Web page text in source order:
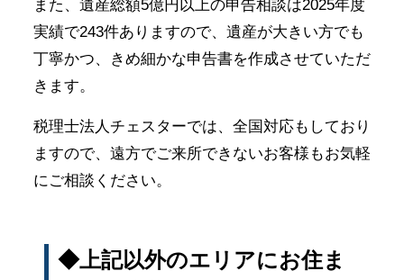
また、遺産総額5億円以上の申告相談は2025年度
実績で243件ありますので、遺産が大きい方でも
丁寧かつ、きめ細かな申告書を作成させていただ
きます。
税理士法人チェスターでは、全国対応もしており
ますので、遠方でご来所できないお客様もお気軽
にご相談ください。
◆上記以外のエリアにお住ま